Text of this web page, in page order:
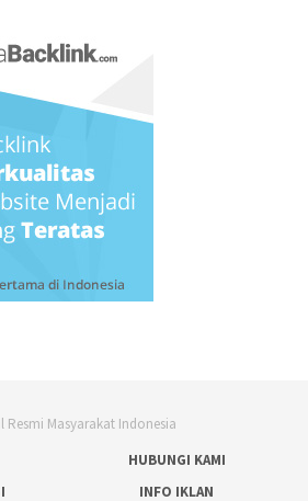
HUBUNGI KAMI
INFO IKLAN